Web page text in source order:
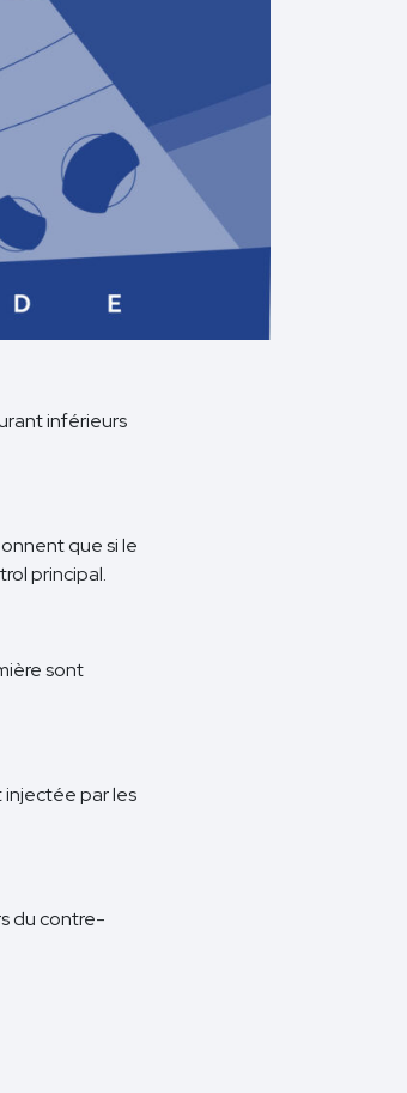
inférieurs
que si le
principal.
sont
injectée par les
du contre-